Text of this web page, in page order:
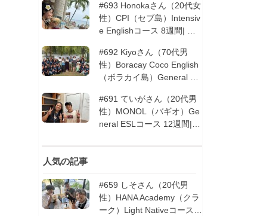
#693 Honokaさん（20代女
性）CPI（セブ島）Intensiv
e Englishコース 8週間| フ
#692 Kiyoさん（70代男
性）Boracay Coco English
（ボラカイ島）General En
ピン留学5回目リピータ
ー）| フィリピン留学
#691 ていがさん（20代男
性）MONOL（バギオ）Ge
neral ESLコース 12週間|
人気の記事
#659 しそさん（20代男
性）HANA Academy（クラ
ーク）Light Nativeコース 4